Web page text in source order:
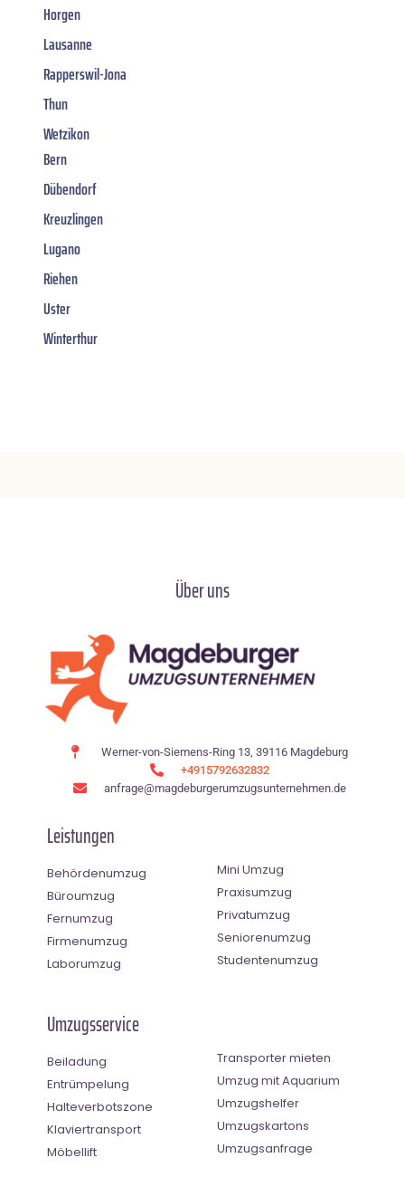
Horgen
Lausanne
Rapperswil-Jona
Thun
Wetzikon
Bern
Dübendorf
Kreuzlingen
Lugano
Riehen
Uster
Winterthur
Über uns
Werner-von-Siemens-Ring 13, 39116 Magdeburg
+4915792632832
anfrage@magdeburgerumzugsunternehmen.de
Leistungen
Behördenumzug
Büroumzug
Fernumzug
Firmenumzug
Laborumzug
Mini Umzug
Praxisumzug
Privatumzug
Seniorenumzug
Studentenumzug
Umzugsservice
Beiladung
Entrümpelung
Halteverbotszone
Klaviertransport
Möbellift
Transporter mieten
Umzug mit Aquarium
Umzugshelfer
Umzugskartons
Umzugsanfrage